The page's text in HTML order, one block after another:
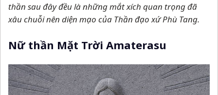
thần sau đây đều là những mắt xích quan trọng đã
xâu chuỗi nên diện mạo của Thần đạo xứ Phù Tang.
Nữ thần Mặt Trời Amaterasu